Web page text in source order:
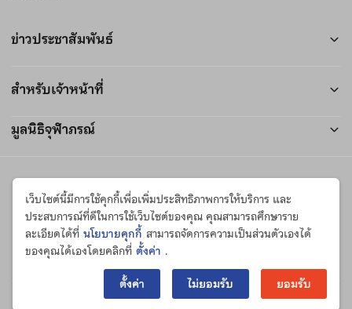
ข่าวประชาสัมพันธ์
สำหรับเจ้าหน้าที่
มูลนิธิจุฬาภรณ์
© สงวนลิขสิทธิ์ 2566 สถาบันวิจัยจุฬาภรณ์
นโยบายการคุ้มครองข้อมูลส่วน
บุคคล
คำประกาศเกี่ยวกับความเป็นส่วนตัว
นโยบายคุกกี้
คำประกาศเกี่ยวกับความเป็นส่วนตัว
เว็บไซต์นี้มีการใช้คุกกี้เพื่อเพิ่มประสิทธิภาพการให้บริการ และ
ประสบการณ์ที่ดีในการใช้เว็บไซต์ของคุณ คุณสามารถศึกษาราย
ละเอียดได้ที่ นโยบายคุกกี้ สามารถจัดการความเป็นส่วนตัวเองได้
ของคุณได้เองโดยคลิกที่ ตั้งค่า .
ตั้งค่า
ไม่ยอมรับ ยอมรับ